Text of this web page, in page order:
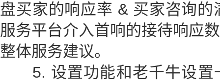
盘买家的响应率 & 买家咨询
服务平台介入首响的接待响应
整体服务建议。
5. 设置功能和老千牛设置